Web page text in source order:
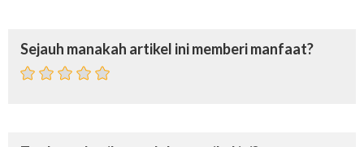
Sejauh manakah artikel ini memberi manfaat?